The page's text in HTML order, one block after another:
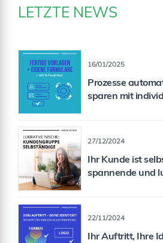
LETZTE NEWS
16/01/2025
Prozesse
sparen mit
27/12/2024
Ihr Kunde ist
spannende und
22/11/2024
Ihr Auftritt, Ihre